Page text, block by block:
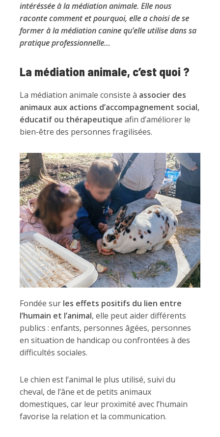
intéréssée à la médiation animale. Elle nous
raconte comment et pourquoi, elle a choisi de se
former à la médiation canine qu’elle utilise dans sa
pratique professionnelle…
La médiation animale, c’est quoi ?
La médiation animale consiste à associer des
animaux aux actions d’accompagnement social,
éducatif ou thérapeutique afin d’améliorer le
bien-être des personnes fragilisées.
Fondée sur les effets positifs du lien entre
l’humain et l’animal, elle peut aider différents
publics : enfants, personnes âgées, personnes
en situation de handicap ou confrontées à des
difficultés sociales.
Le chien est l’animal le plus utilisé, suivi du
cheval, de l’âne et de petits animaux
domestiques, car leur proximité avec l’humain
favorise la relation et la communication.